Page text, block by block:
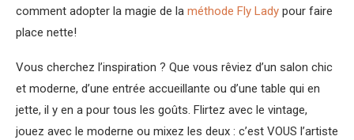
comment adopter la magie de la méthode Fly Lady pour faire
place nette!
Vous cherchez l’inspiration ? Que vous rêviez d’un salon chic
et moderne, d’une entrée accueillante ou d’une table qui en
jette, il y en a pour tous les goûts. Flirtez avec le vintage,
jouez avec le moderne ou mixez les deux : c’est VOUS l’artiste